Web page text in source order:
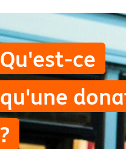
Qu'est-ce
qu'une
?